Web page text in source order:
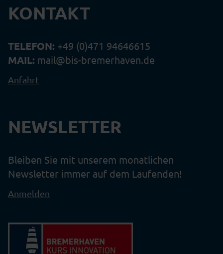
KONTAKT
TELEFON: +49 (0)471 94646615
MAIL: mail@bis-bremerhaven.de
Anfahrt
NEWSLETTER
Bleiben Sie mit unserem monatlichen
Newsletter immer auf dem Laufenden!
Anmelden